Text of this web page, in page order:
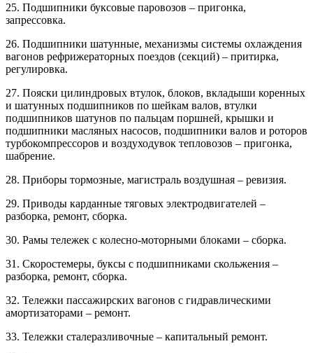
25. Подшипники буксовые паровозов – пригонка,
запрессовка.
26. Подшипники шатунные, механизмы системы охлаждения
вагонов рефрижераторных поездов (секций) – притирка,
регулировка.
27. Пояски цилиндровых втулок, блоков, вкладыши коренных
и шатунных подшипников по шейкам валов, втулки
подшипников шатунов по пальцам поршней, крышки и
подшипники масляных насосов, подшипники валов и роторов
турбокомпрессоров и воздуходувок тепловозов – пригонка,
шабрение.
28. Приборы тормозные, магистраль воздушная – ревизия.
29. Приводы карданные тяговых электродвигателей –
разборка, ремонт, сборка.
30. Рамы тележек с колесно-моторными блоками – сборка.
31. Скоростемеры, буксы с подшипниками скольжения –
разборка, ремонт, сборка.
32. Тележки пассажирских вагонов с гидравлическими
амортизаторами – ремонт.
33. Тележки сталеразливочные – капитальный ремонт.